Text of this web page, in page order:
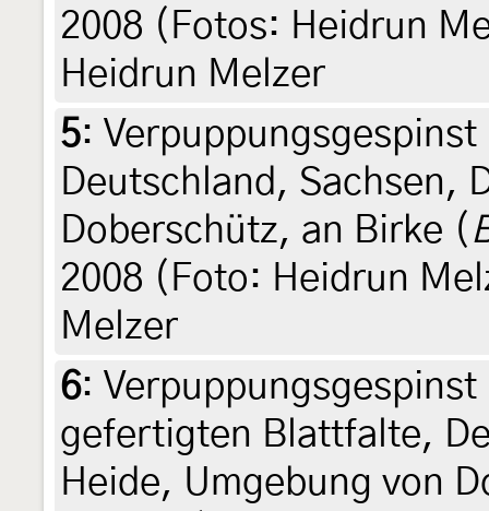
2008 (Fotos: Heidrun
Heidrun Melzer
5:
Deutschland, Sachsen,
Doberschütz, an Birke (
2008 (Foto: Heidrun
Melzer
6:
gefertigten Blattfalte,
Heide, Umgebung von